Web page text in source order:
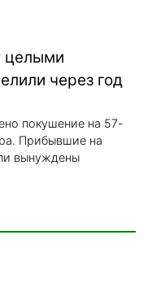
целыми
через год
покушение на 57-
Прибывшие на
вынуждены